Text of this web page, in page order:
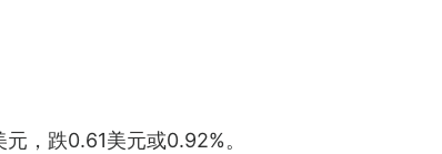
，跌0.61美元或0.92%。